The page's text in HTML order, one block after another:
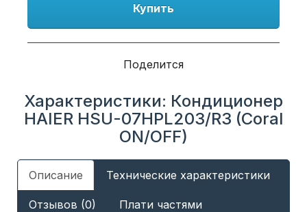
Купить
Поделится
Характеристики: Кондиционер
HAIER HSU-07HPL203/R3 (Coral
ON/OFF)
Описание Технические характеристики
Отзывов (0) Плати частями